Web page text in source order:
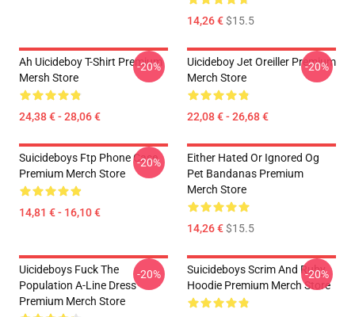
14,26 €$15.5
Ah Uicideboy T-Shirt Premium
Mersh Store
24,38 € - 28,06 €
-20%
Uicideboy Jet Oreiller Premium
Merch Store
22,08 € - 26,68 €
-20%
Suicideboys Ftp Phone Case
Premium Merch Store
14,81 € - 16,10 €
-20%
Either Hated Or Ignored Og
Pet Bandanas Premium
Merch Store
14,26 €$15.5
Uicideboys Fuck The
Population A-Line Dress
Premium Merch Store
-20%
Suicideboys Scrim And Ruby
Hoodie Premium Merch Store
-20%